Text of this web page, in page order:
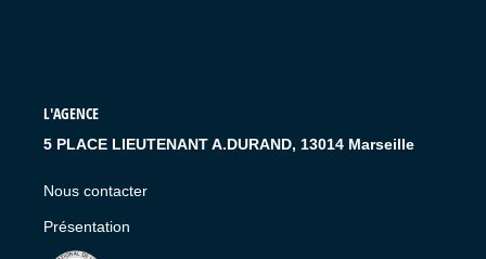
L'AGENCE
5 PLACE LIEUTENANT A.DURAND, 13014 Marseille
Nous contacter
Présentation